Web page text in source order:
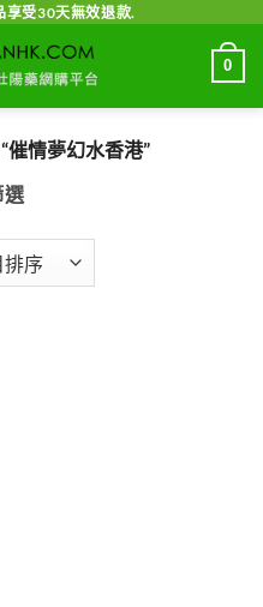
享受30天無效退款.
0
催情夢幻水香港”
選